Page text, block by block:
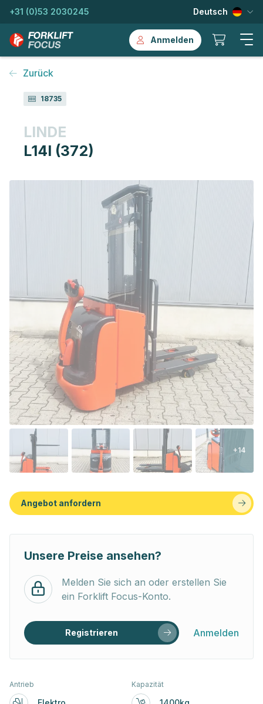
+31 (0)53 2030245 Deutsch
Anmelden
Zurück
18735
LINDE
L14I (372)
+14
Angebot anfordern
Unsere Preise ansehen?
Melden Sie sich an oder erstellen Sie
ein Forklift Focus-Konto.
Registrieren Anmelden
Antrieb Kapazität